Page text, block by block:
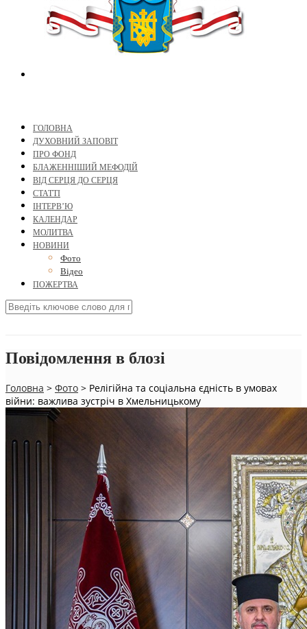
ГОЛОВНА
ДУХОВНИЙ ЗАПОВІТ
ПРО ФОНД
БЛАЖЕННІШИЙ МЕФОДІЙ
ВІД СЕРЦЯ ДО СЕРЦЯ
СТАТТІ
ІНТЕРВ’Ю
КАЛЕНДАР
МОЛИТВА
НОВИНИ
Фото
Відео
ПОЖЕРТВА
Повідомлення в блозі
Головна > Фото > Релігійна та соціальна єдність в умовах
війни: важлива зустріч в Хмельницькому